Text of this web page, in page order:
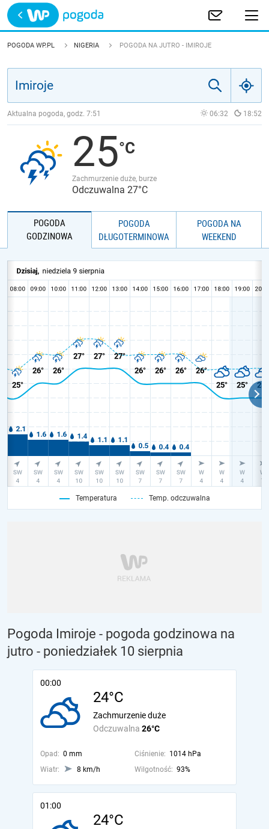
Trwa ładowanie
POLSKA
JAKOŚĆ POWIETRZA
POGODA WP.PL NIGERIA POGODA NA JUTRO - IMIROJE
Aktualna pogoda, godz. 7:51 06:32 18:52
25
Zachmurzenie duże, burze
Odczuwalna 27°C
POGODA
GODZINOWA
POGODA
DŁUGOTERMINOWA
POGODA NA
WEEKEND
Temperatura Temp. odczuwalna
Pogoda Imiroje - pogoda godzinowa na
jutro - poniedziałek 10 sierpnia
00:00
24°C
Odczuwalna 26°C
Zachmurzenie duże
Opad: 0 mm Ciśnienie: 1014 hPa
Wiatr:
8 km/h Wilgotność: 93%
01:00
24°C